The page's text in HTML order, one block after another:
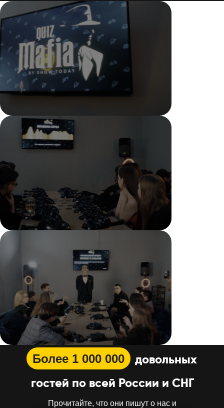
Прочитайте, что они пишут о нас и
Более 1 000 000
довольных
гостей по всей России и СНГ